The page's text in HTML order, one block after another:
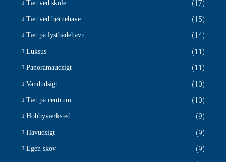
Tæt ved skole (17)
Tæt ved børnehave (15)
Tæt på lystbådehavn (14)
Luksus (11)
Panoramaudsigt (11)
Vandudsigt (10)
Tæt på centrum (10)
Hobbyværksted (9)
Havudsigt (9)
Egen skov (9)